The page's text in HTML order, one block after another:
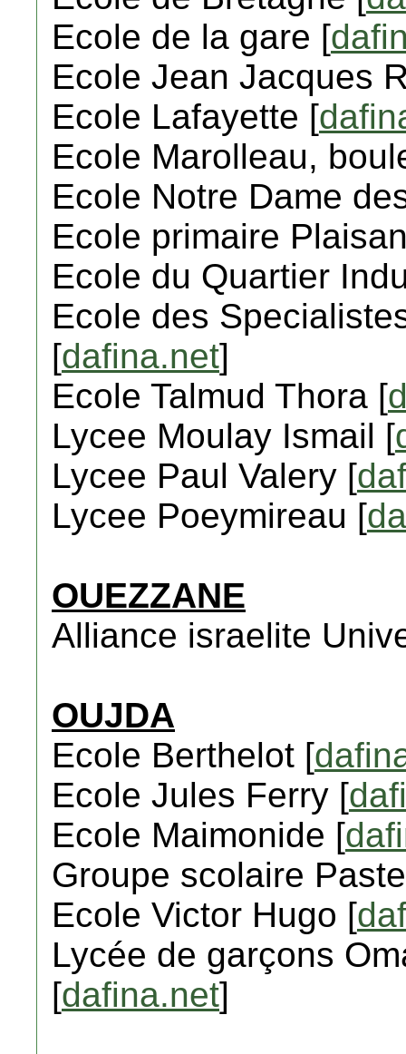
Ecole de la gare [
Ecole Jean Jacques
Ecole Lafayette [
Ecole Marolleau,
Ecole Notre Dame
Ecole primaire
Ecole du Quartier
Ecole des
[dafina.net]
Ecole Talmud Thora [
Lycee Moulay Ismail [
Lycee Paul Valery [
Lycee Poeymireau [
OUEZZANE
Alliance israelite
OUJDA
Ecole Berthelot [
Ecole Jules Ferry [
Ecole Maimonide [
Groupe scolaire
Ecole Victor Hugo [
Lycée de garçons
[dafina.net]